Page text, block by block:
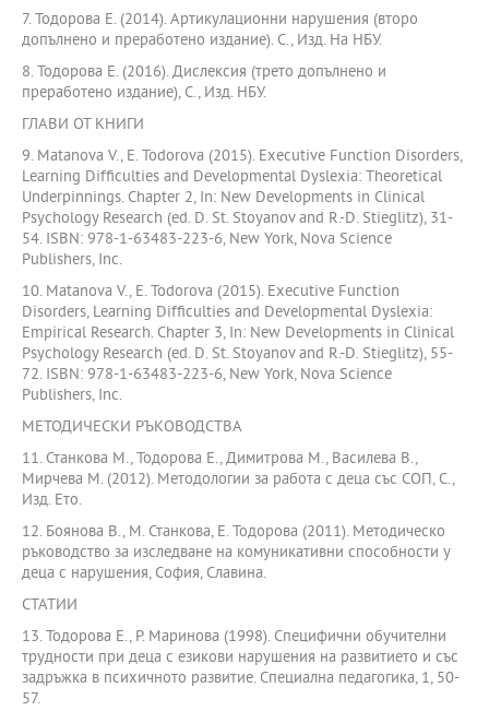
7. Тодорова Е. (2014). Артикулационни нарушения (второ
допълнено и преработено издание). С., Изд. На НБУ.
8. Тодорова Е. (2016). Дислексия (трето допълнено и
преработено издание), С., Изд. НБУ.
ГЛАВИ ОТ КНИГИ
9. Matanova V., E. Todorova (2015). Executive Function Disorders,
Learning Difficulties and Developmental Dyslexia: Theoretical
Underpinnings. Chapter 2, In: New Developments in Clinical
Psychology Research (ed. D. St. Stoyanov and R.-D. Stieglitz), 31-
54. ISBN: 978-1-63483-223-6, New York, Nova Science
Publishers, Inc.
10. Matanova V., E. Todorova (2015). Executive Function
Disorders, Learning Difficulties and Developmental Dyslexia:
Empirical Research. Chapter 3, In: New Developments in Clinical
Psychology Research (ed. D. St. Stoyanov and R.-D. Stieglitz), 55-
72. ISBN: 978-1-63483-223-6, New York, Nova Science
Publishers, Inc.
МЕТОДИЧЕСКИ РЪКОВОДСТВА
11. Станкова М., Тодорова Е., Димитрова М., Василева В.,
Мирчева М. (2012). Методологии за работа с деца със СОП, С.,
Изд. Ето.
12. Боянова В., М. Станкова, Е. Тодорова (2011). Методическо
ръководство за изследване на комуникативни способности у
деца с нарушения, София, Славина.
СТАТИИ
13. Тодорова Е., Р. Маринова (1998). Специфични обучителни
трудности при деца с езикови нарушения на развитието и със
задръжка в психичното развитие. Специална педагогика, 1, 50-
57.